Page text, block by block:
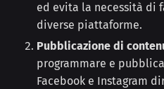
ed evita la necessità di
diverse piattaforme.
Pubblicazione di
programmare e
Facebook e Instagram